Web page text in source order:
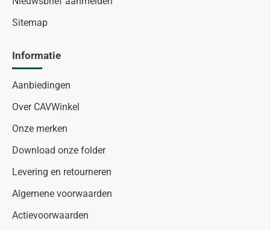
Sitemap
Informatie
Aanbiedingen
Over CAVWinkel
Onze merken
Download onze folder
Levering en retourneren
Algemene voorwaarden
Actievoorwaarden